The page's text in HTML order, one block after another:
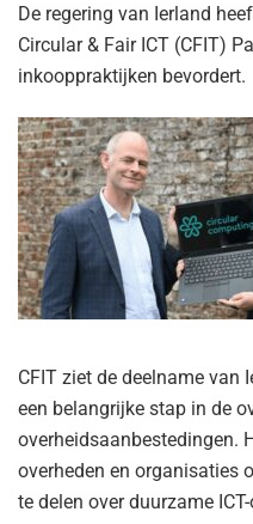
De regering van Ierland
Circular & Fair ICT (CFIT)
inkooppraktijken bevordert.
CFIT ziet de deelname van
een belangrijke stap in de
overheidsaanbestedingen.
overheden en organisaties
te delen over duurzame